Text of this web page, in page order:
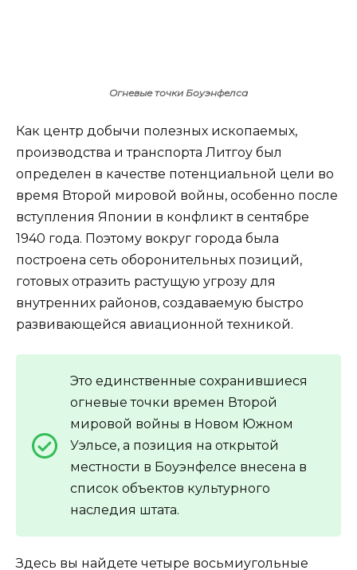
Огневые точки Боуэнфелса
Как центр добычи полезных ископаемых,
производства и транспорта Литгоу был
определен в качестве потенциальной цели во
время Второй мировой войны, особенно после
вступления Японии в конфликт в сентябре
1940 года. Поэтому вокруг города была
построена сеть оборонительных позиций,
готовых отразить растущую угрозу для
внутренних районов, создаваемую быстро
развивающейся авиационной техникой.
Это единственные сохранившиеся
огневые точки времен Второй
мировой войны в Новом Южном
Уэльсе, а позиция на открытой
местности в Боуэнфелсе внесена в
список объектов культурного
наследия штата.
Здесь вы найдете четыре восьмиугольные